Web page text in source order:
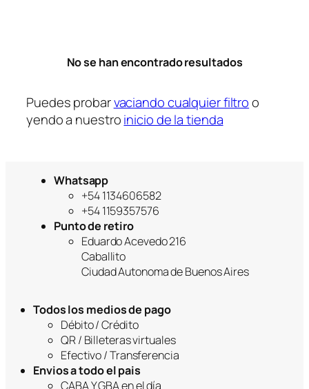
No se han encontrado resultados
Puedes probarvaciando cualquier filtroo
yendo a nuestroinicio de la tienda
Whatsapp
+54 1134606582
+54 1159357576
Punto de retiro
Eduardo Acevedo 216
Caballito
Ciudad Autonoma de Buenos Aires
Todos los medios de pago
Débito / Crédito
QR / Billeteras virtuales
Efectivo / Transferencia
Envios a todo el pais
CABA Y GBA en el día